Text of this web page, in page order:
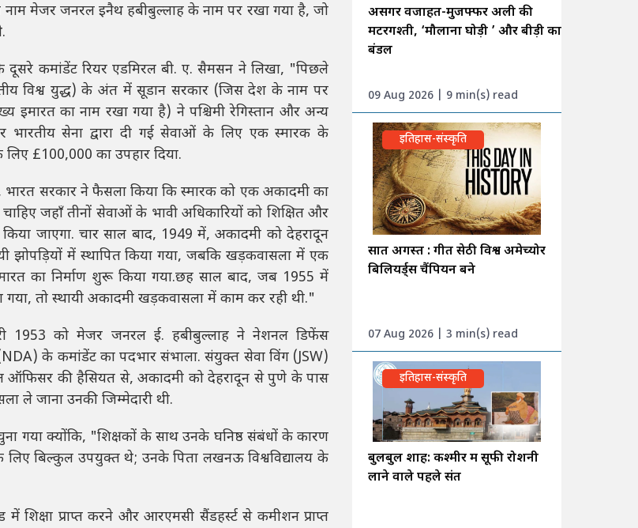
मेजर जनरल इनैथ हबीबुल्लाह के नाम पर रखा गया है, जो
दूसरे कमांडेंट रियर एडमिरल बी. ए. सैमसन ने लिखा, "पिछले
विश्व युद्ध) के अंत में सूडान सरकार (जिस देश के नाम पर
इमारत का नाम रखा गया है) ने पश्चिमी रेगिस्तान और अन्य
भारतीय सेना द्वारा दी गई सेवाओं के लिए एक स्मारक के
लिए £100,000 का उपहार दिया.
भारत सरकार ने फैसला किया कि स्मारक को एक अकादमी का
जहाँ तीनों सेवाओं के भावी अधिकारियों को शिक्षित और
किया जाएगा. चार साल बाद, 1949 में, अकादमी को देहरादून
झोपड़ियों में स्थापित किया गया, जबकि खड़कवासला में एक
का निर्माण शुरू किया गया.छह साल बाद, जब 1955 में
गया, तो स्थायी अकादमी खड़कवासला में काम कर रही थी."
1953 को मेजर जनरल ई. हबीबुल्लाह ने नेशनल डिफेंस
के कमांडेंट का पदभार संभाला. संयुक्त सेवा विंग (JSW)
की हैसियत से, अकादमी को देहरादून से पुणे के पास
ले जाना उनकी जिम्मेदारी थी.
गया क्योंकि, "शिक्षकों के साथ उनके घनिष्ठ संबंधों के कारण
बिल्कुल उपयुक्त थे; उनके पिता लखनऊ विश्वविद्यालय के
में शिक्षा प्राप्त करने और आरएमसी सैंडहर्स्ट से कमीशन प्राप्त
असगर वजाहत-मुजफ्फर अली की
मटरगश्ती, ‘मौलाना घोड़ी ’ और बीड़ी का
बंडल
09 Aug 2026 | 9 min(s) read
इतिहास-संस्कृति
सात अगस्त : गीत सेठी विश्व अमेच्योर
बिलियर्ड्स चैंपियन बने
07 Aug 2026 | 3 min(s) read
इतिहास-संस्कृति
बुलबुल शाह: कश्मीर में सूफी रोशनी
लाने वाले पहले संत